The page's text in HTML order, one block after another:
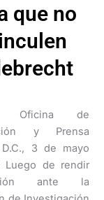
que no
Oficina de
y Prensa
D.C., 3 de mayo
Luego de rendir
ante la